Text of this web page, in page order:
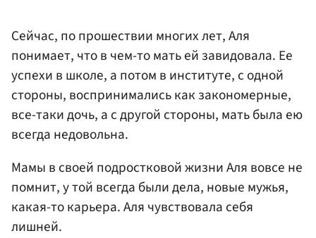
Сейчас, по прошествии многих лет, Аля
понимает, что в чем-то мать ей завидовала. Ее
успехи в школе, а потом в институте, с одной
стороны, воспринимались как закономерные,
все-таки дочь, а с другой стороны, мать была ею
всегда недовольна.
Мамы в своей подростковой жизни Аля вовсе не
помнит, у той всегда были дела, новые мужья,
какая-то карьера. Аля чувствовала себя
лишней.